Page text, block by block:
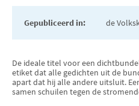
Gepubliceerd in: de
De ideale titel voor een
etiket dat alle gedichten uit de
apart dat hij alle andere uitsluit.
samen schuilen tegen de